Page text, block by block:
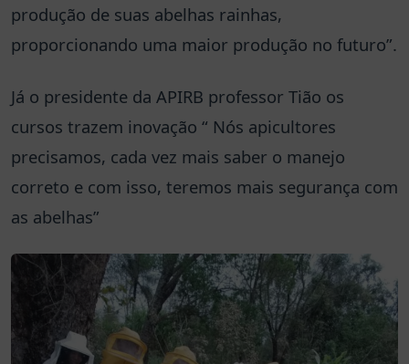
produção de suas abelhas rainhas,
proporcionando uma maior produção no futuro”.
Já o presidente da APIRB professor Tião os
cursos trazem inovação “ Nós apicultores
precisamos, cada vez mais saber o manejo
correto e com isso, teremos mais segurança com
as abelhas”